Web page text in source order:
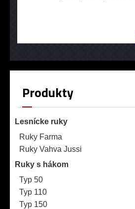
Produkty
Lesnícke ruky
Ruky Farma
Ruky Vahva Jussi
Ruky s hákom
Typ 50
Typ 110
Typ 150